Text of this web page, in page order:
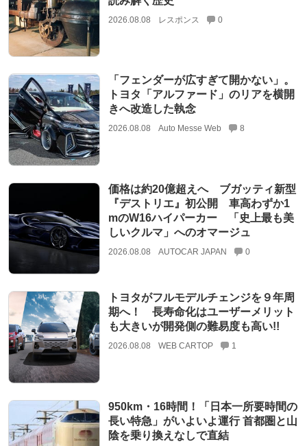
2026.08.08 レスポンス 0
「フェンダーが広すぎて開かない」。
トヨタ「アルファード」のリアを横開
きへ改造した執念
2026.08.08 Auto Messe Web 8
価格は約20億超えへ ブガッティ新型
『デストリエ』初公開 車高わずか1
mのW16ハイパーカー 「史上最も美
しいクルマ」へのオマージュ
2026.08.08 AUTOCAR JAPAN 0
トヨタがフルモデルチェンジを９年周
期へ！ 長寿命化はユーザーメリット
も大きいが開発側の難易度も高い!!
2026.08.08 WEB CARTOP 1
950km・16時間！「日本一所要時間の
長い特急」がいよいよ運行 首都圏と山
陰を乗り換えなしで直結